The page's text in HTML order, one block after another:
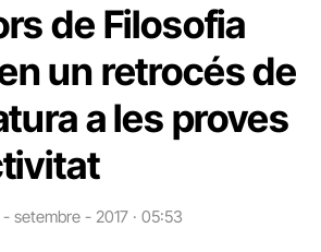
de Filosofia
un retrocés de
a les proves
- setembre - 2017 · 05:53